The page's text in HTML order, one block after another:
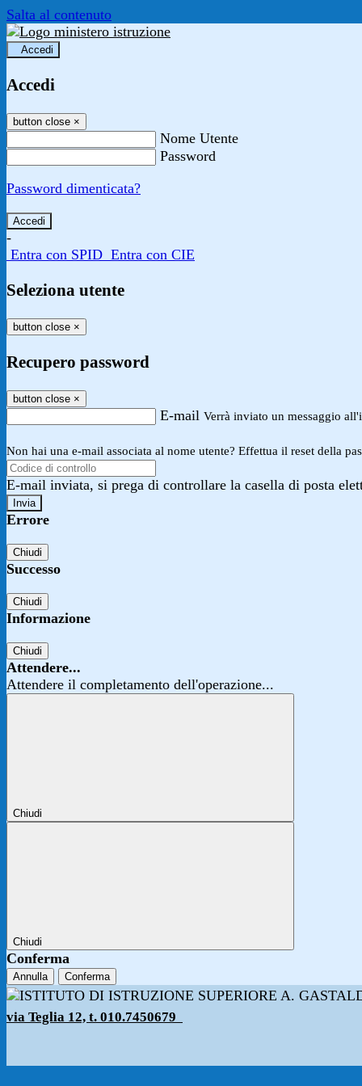
Salta al contenuto
Accedi
Accedi
button close ×
Nome Utente
Password
Password dimenticata?
-
Entra con SPID Entra con CIE
Seleziona utente
button close ×
Recupero password
button close ×
E-mail Verrà inviato un messaggio
Non hai una e-mail associata al nome utente? Effettua il reset della
E-mail inviata, si prega di controllare la casella di posta
Errore
Chiudi
Successo
Chiudi
Informazione
Chiudi
Attendere...
Attendere il completamento dell'operazione...
Chiudi
Chiudi
Conferma
Annulla Conferma
via Teglia 12, t. 010.7450679